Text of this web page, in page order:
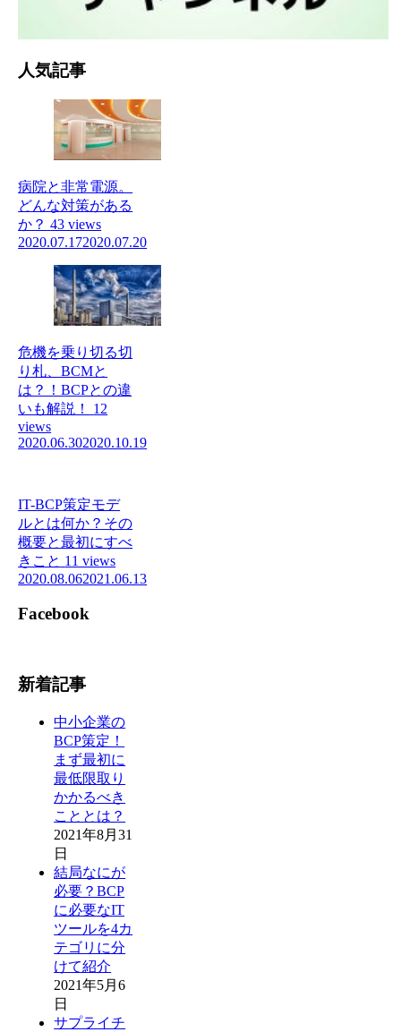
人気記事
病院と非常電源。
どんな対策がある
か？ 43 views
2020.07.172020.07.20
危機を乗り切る切
り札、BCMと
は？！BCPとの違
いも解説！
12
views
2020.06.302020.10.19
IT-BCP策定モデ
ルとは何か？その
概要と最初にすべ
きこと 11 views
2020.08.062021.06.13
Facebook
新着記事
中小企業の
BCP策定！
まず最初に
最低限取り
かかるべき
こととは？
2021年8月31
日
結局なにが
必要？BCP
に必要なIT
ツールを4カ
テゴリに分
けて紹介
2021年5月6
日
サプライチ